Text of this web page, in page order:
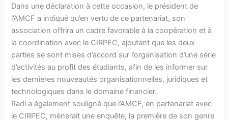
Dans une déclaration à cette occasion, le président de
l’AMCF a indiqué qu’en vertu de ce partenariat, son
association offrira un cadre favorable à la coopération et à
la coordination avec le CIRPEC, ajoutant que les deux
parties se sont mises d’accord sur l’organisation d’une série
d’activités au profit des étudiants, afin de les informer sur
les dernières nouveautés organisationnelles, juridiques et
technologiques dans le domaine financier.
Radi a également souligné que l’AMCF, en partenariat avec
le CIRPEC, mènerait une enquête, la première de son genre